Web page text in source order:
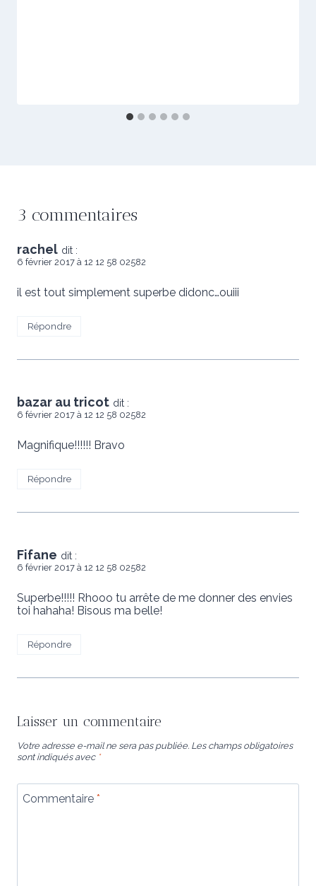
3 commentaires
rachel dit :
6 février 2017 à 12 12 58 02582
il est tout simplement superbe didonc…ouiii
Répondre
bazar au tricot dit :
6 février 2017 à 12 12 58 02582
Magnifique!!!!!! Bravo
Répondre
Fifane dit :
6 février 2017 à 12 12 58 02582
Superbe!!!!! Rhooo tu arrête de me donner des envies
toi hahaha! Bisous ma belle!
Répondre
Laisser un commentaire
Votre adresse e-mail ne sera pas publiée. Les champs obligatoires
sont indiqués avec *
Commentaire *